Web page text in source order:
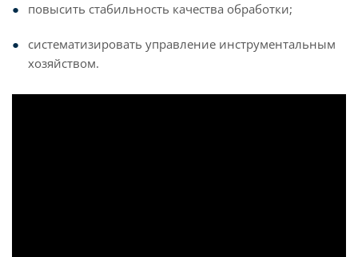
повысить стабильность качества обработки;
систематизировать управление инструментальным
хозяйством.